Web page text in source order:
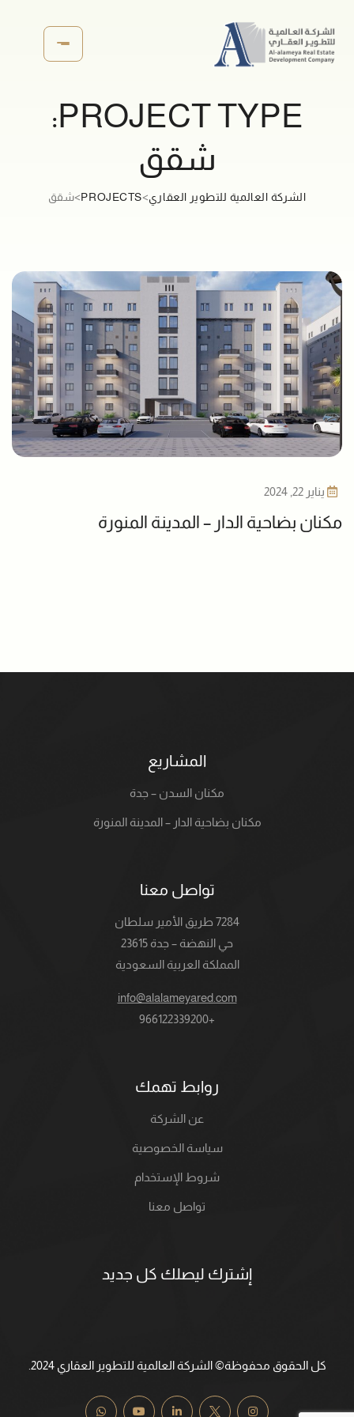
PROJECT TYPE:
شقق
الشركة العالمية للتطوير العقاري>
PROJECTS
>شقق
يناير 22, 2024
مكنان بضاحية الدار – المدينة المنورة
المشاريع
مكنان السدن – جدة
مكنان بضاحية الدار – المدينة المنورة
تواصل معنا
7284 طريق الأمير سلطان
حي النهضة – جدة 23615
المملكة العربية السعودية
info@alalameyared.com
+966122339200
روابط تهمك
عن الشركة
سياسة الخصوصية
شروط الإستخدام
تواصل معنا
إشترك ليصلك كل جديد
كل الحقوق محفوظة© الشركة العالمية للتطوير العقاري 2024.